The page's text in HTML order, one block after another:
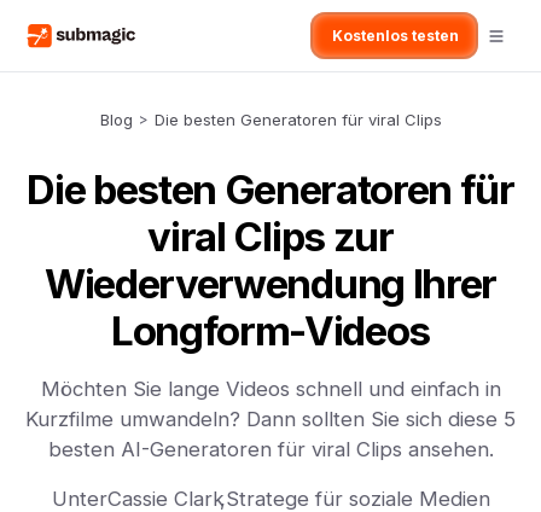
Kostenlos testen
Blog > Die besten Generatoren für viral Clips
Die besten Generatoren für
viral Clips zur
Wiederverwendung Ihrer
Longform-Videos
Möchten Sie lange Videos schnell und einfach in
Kurzfilme umwandeln? Dann sollten Sie sich diese 5
besten AI-Generatoren für viral Clips ansehen.
UnterCassie Clark,Stratege für soziale Medien